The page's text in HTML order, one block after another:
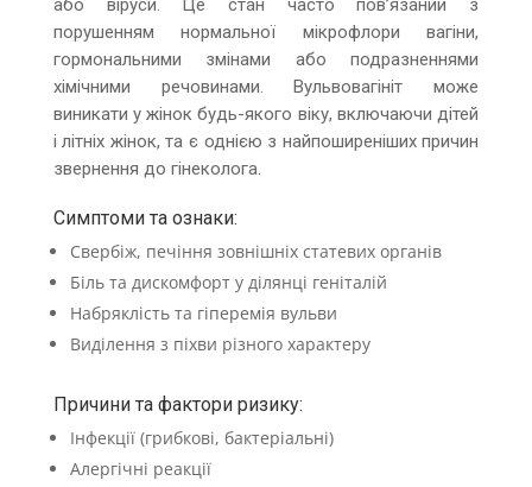
або віруси. Це стан часто пов’язаний з
порушенням нормальної мікрофлори вагіни,
гормональними змінами або подразненнями
хімічними речовинами. Вульвовагініт може
виникати у жінок будь-якого віку, включаючи дітей
і літніх жінок, та є однією з найпоширеніших причин
звернення до гінеколога.
Симптоми та ознаки:
Свербіж, печіння зовнішніх статевих органів
Біль та дискомфорт у ділянці геніталій
Набряклість та гіперемія вульви
Виділення з піхви різного характеру
Причини та фактори ризику:
Інфекції (грибкові, бактеріальні)
Алергічні реакції